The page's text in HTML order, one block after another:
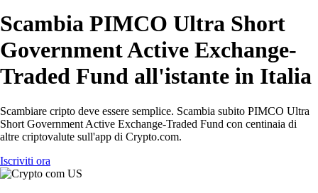
Scambia PIMCO Ultra Short
Government Active Exchange-
Traded Fund all'istante in Italia
Scambiare cripto deve essere semplice. Scambia subito PIMCO Ultra
Short Government Active Exchange-Traded Fund con centinaia di
altre criptovalute sull'app di Crypto.com.
Iscriviti ora